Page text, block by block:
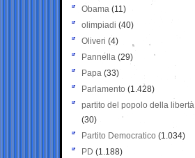
Obama (11)
olimpiadi (40)
Oliveri (4)
Pannella (29)
Papa (33)
Parlamento (1.428)
partito del popolo della libertà
(30)
Partito Democratico (1.034)
PD (1.188)